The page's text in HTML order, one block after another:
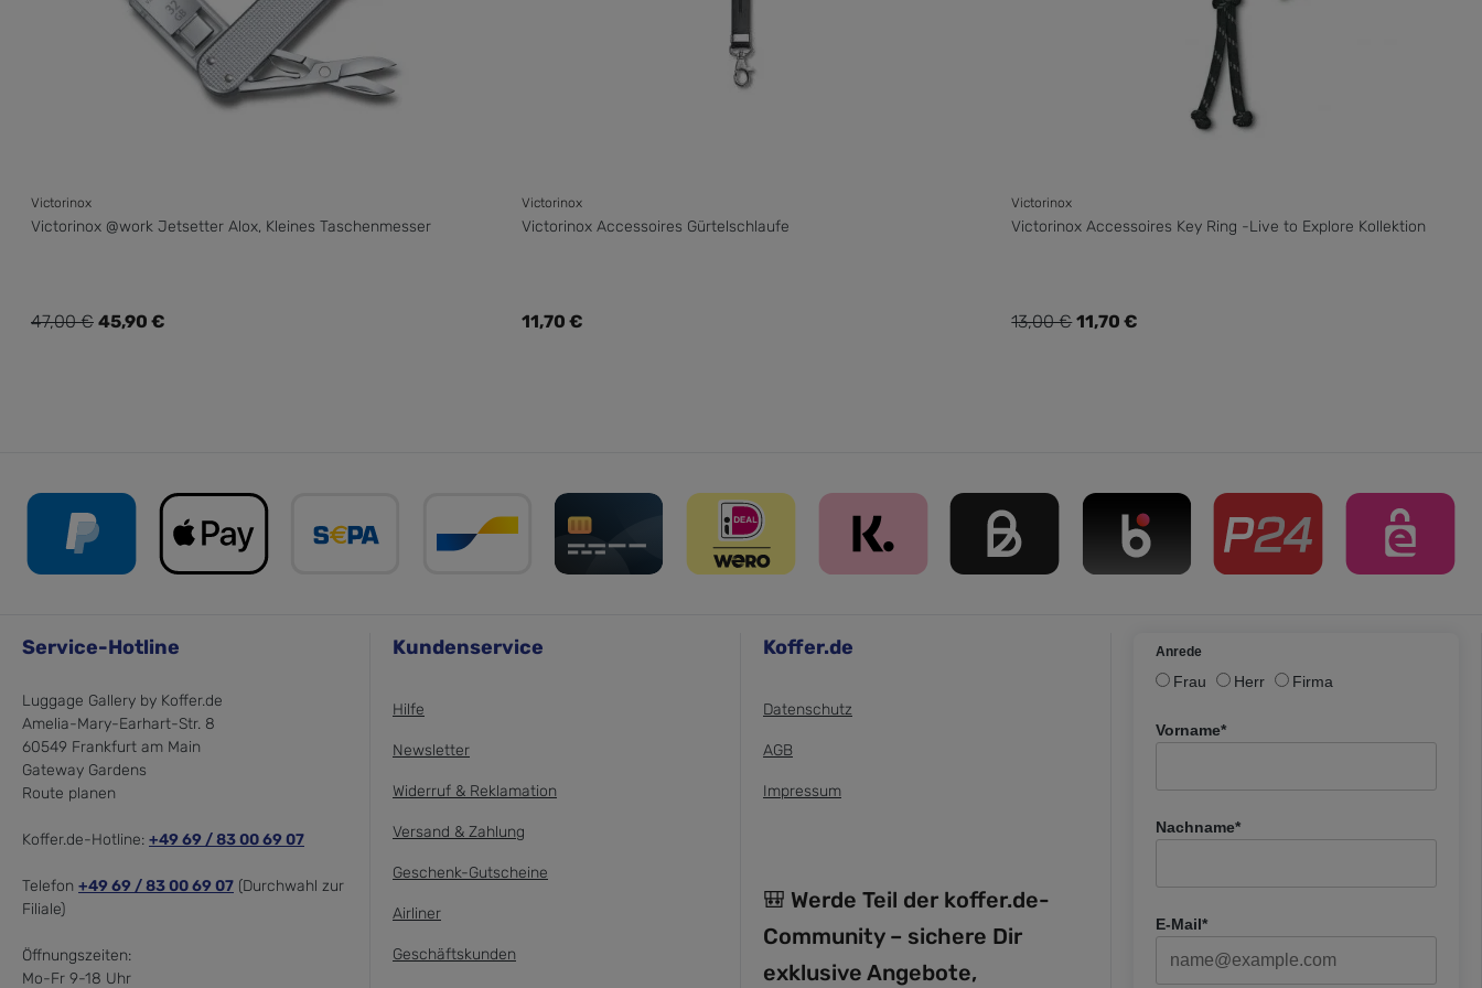
Victorinox
Victorinox @work Jetsetter Alox, Kleines Taschenmesser
Verkaufspreis:
45,90 €
Regulärer Preis:
47,00 €
Victorinox
Victorinox Accessoires Gürtelschlaufe
Regulärer Preis:
11,70 €
Victorinox
Victorinox Accessoires Key Ring -Live to Explore Kollektion
Verkaufspreis:
11,70 €
Regulärer Preis:
13,00 €
Service-Hotline
Luggage Gallery by Koffer.de
Amelia-Mary-Earhart-Str. 8
60549 Frankfurt am Main
Gateway Gardens
Route planen
Koffer.de-Hotline: +49 69 / 83 00 69 07
Telefon +49 69 / 83 00 69 07 (Durchwahl zur
Filiale)
Öffnungszeiten:
Mo-Fr 9-18 Uhr
Kundenservice
Hilfe
Newsletter
Widerruf & Reklamation
Versand & Zahlung
Geschenk-Gutscheine
Airliner
Geschäftskunden
Koffer.de
Datenschutz
AGB
Impressum
🎒 Werde Teil der koffer.de-
Community – sichere Dir
exklusive Angebote,
Anrede
Frau Herr Firma
Vorname*
Nachname*
E-Mail*